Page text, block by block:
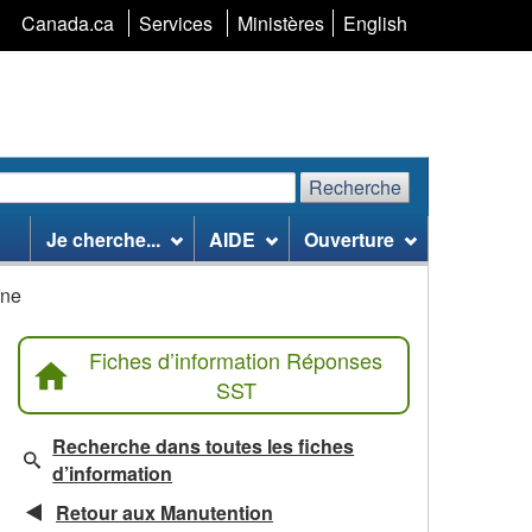
Canada.ca Services Ministères Sélection
langue
English
Recherche
Je cherche... AIDE Ouverture
Fiches d’information Réponses
SST
Recherche dans toutes les fiches
d’information
Retour aux Manutention